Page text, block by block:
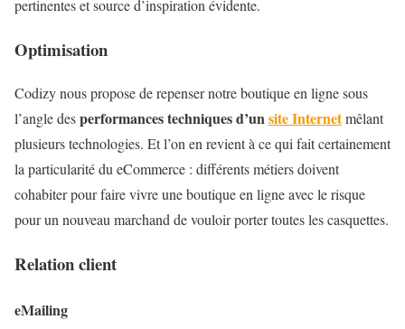
pertinentes et source d’inspiration évidente.
Optimisation
Codizy nous propose de repenser notre boutique en ligne sous
l’angle desperformances techniques d’unsite Internetmêlant
plusieurs technologies. Et l’on en revient à ce qui fait certainement
la particularité du eCommerce : différents métiers doivent
cohabiter pour faire vivre une boutique en ligne avec le risque
pour un nouveau marchand de vouloir porter toutes les casquettes.
Relation client
eMailing